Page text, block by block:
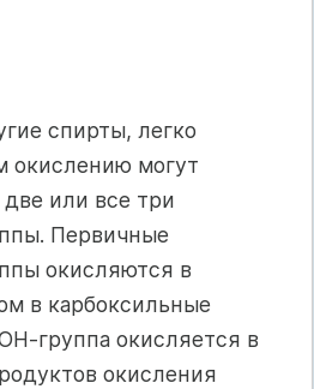
спирты, легко
окислению могут
или все три
Первичные
окисляются в
в карбоксильные
группа окисляется в
окисления